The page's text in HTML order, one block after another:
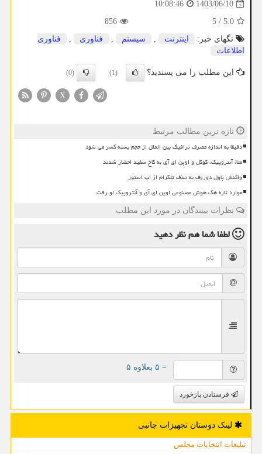
1403/06/10
10:08:46
5.0
/
5
856
تگهای خبر:
اینترنت , سیستم , فناوری ,
فناوری
اطلاعات
این مطلب را می پسندید؟ (1)
(0)
X
تازه ترین مطالب مرتبط
دقیقا به اندازه مصرف ترافیک بین الملل از حجم بسته کسر می شود
متا، آنتروپیک، گوگل و اوپن ای آی به کاخ سفید احضار شدند
واکنش پاول دوروف به حذف تلگرام از اپ استور
موارد تازه هک هوش مصنوعی اوپن ای آی و آنتروپیک لو رفت
نظرات بینندگان در مورد این مطلب
لطفا شما همنظر دهید
= ۵ بعلاوه ۵
فرستادن بازخورد
لینک دوستان تجهیزات جانبی
تبلیغات انتخابات مجلس